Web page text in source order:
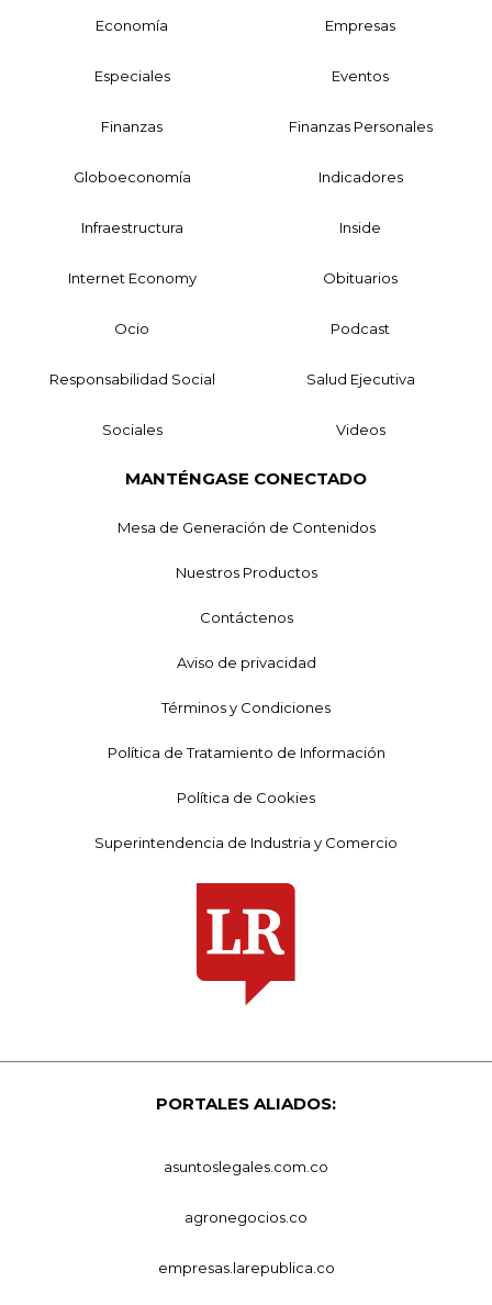
Economía Empresas
Especiales Eventos
Finanzas Finanzas Personales
Globoeconomía Indicadores
Infraestructura Inside
Internet Economy Obituarios
Ocio Podcast
Responsabilidad Social Salud Ejecutiva
Sociales Videos
MANTÉNGASE CONECTADO
Mesa de Generación de Contenidos
Nuestros Productos
Contáctenos
Aviso de privacidad
Términos y Condiciones
Política de Tratamiento de Información
Política de Cookies
Superintendencia de Industria y Comercio
PORTALES ALIADOS:
asuntoslegales.com.co
agronegocios.co
empresas.larepublica.co